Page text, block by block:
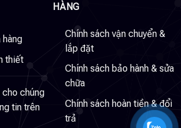
hàng
thiết
chúng
tin trên
HÀNG
Chính sách vận chuyển &
lắp đặt
Chính sách bảo hành & sửa
chữa
Chính sách hoàn tiền & đổi
trả